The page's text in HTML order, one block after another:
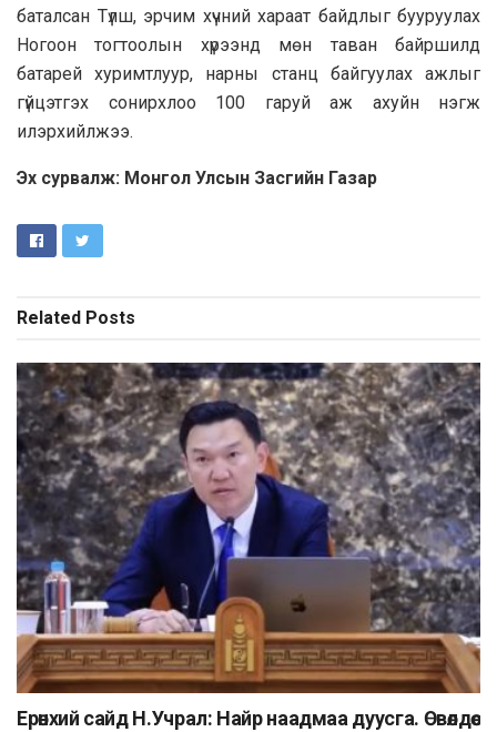
баталсан Түлш, эрчим хүчний хараат байдлыг бууруулах
Ногоон тогтоолын хүрээнд мөн таван байршилд
батарей хуримтлуур, нарны станц байгуулах ажлыг
гүйцэтгэх сонирхлоо 100 гаруй аж ахуйн нэгж
илэрхийлжээ.
Эх сурвалж: Монгол Улсын Засгийн Газар
Related Posts
Ерөнхий сайд Н.Учрал: Найр наадмаа дуусга. Өвөлдөө